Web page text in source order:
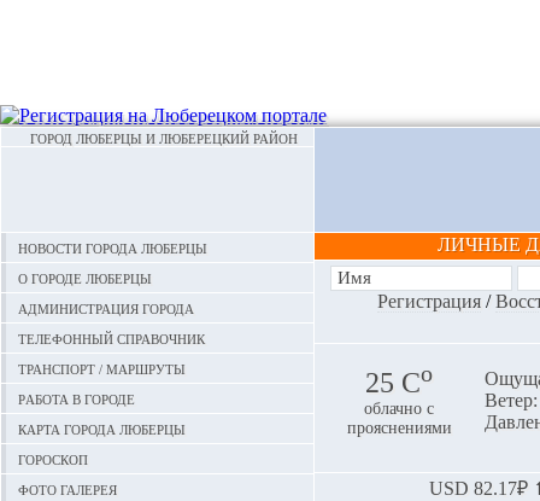
ГОРОД ЛЮБЕРЦЫ И ЛЮБЕРЕЦКИЙ РАЙОН
Новости города Люберцы
О городе Люберцы
Администрация города
Телефонный справочник
Транспорт / маршруты
Работа в городе
Карта города Люберцы
Гороскоп
Фото галерея
ЛИЧНЫЕ
Регистрация/
25 Сo
облачно с
прояснениями
USD 82.17₽